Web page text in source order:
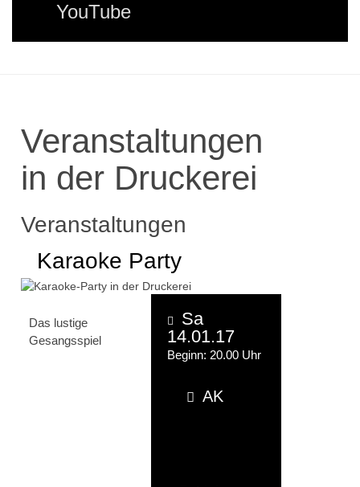
YouTube
Veranstaltungen
in der Druckerei
Veranstaltungen
Karaoke Party
Das lustige
Gesangsspiel
Sa
14.01.17
Beginn: 20.00 Uhr
AK